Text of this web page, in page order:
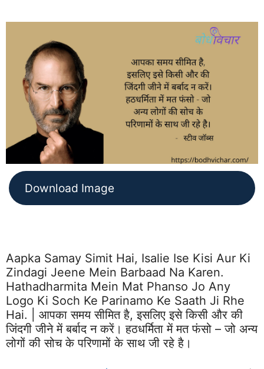
Download Image
Aapka Samay Simit Hai, Isalie Ise Kisi Aur Ki
Zindagi Jeene Mein Barbaad Na Karen.
Hathadharmita Mein Mat Phanso Jo Any
Logo Ki Soch Ke Parinamo Ke Saath Ji Rhe
Hai. | आपका समय सीमित है, इसलिए इसे किसी और की
जिंदगी जीने में बर्बाद न करें। हठधर्मिता में मत फंसो – जो अन्य
लोगों की सोच के परिणामों के साथ जी रहे है।